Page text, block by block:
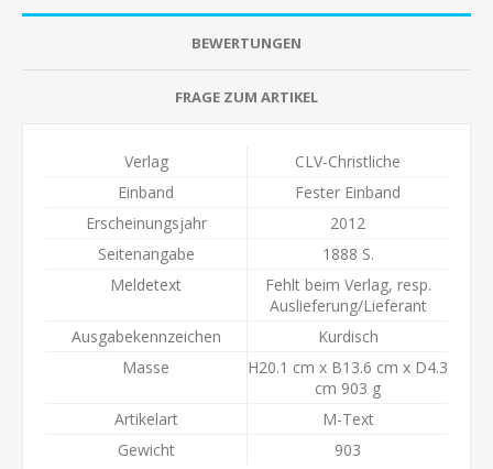
BEWERTUNGEN
FRAGE ZUM ARTIKEL
Verlag
CLV-Christliche
Einband
Fester Einband
Erscheinungsjahr
2012
Seitenangabe
1888 S.
Meldetext
Fehlt beim Verlag, resp.
Auslieferung/Lieferant
Ausgabekennzeichen
Kurdisch
Masse
H20.1 cm x B13.6 cm x D4.3
cm 903 g
Artikelart
M-Text
Gewicht
903